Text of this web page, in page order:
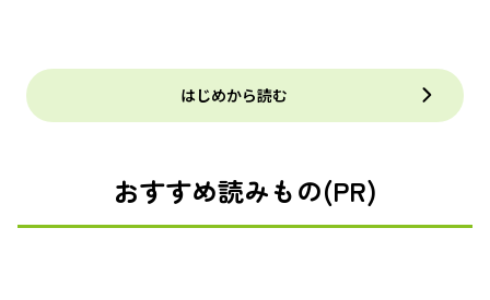
はじめから読む
おすすめ読みもの(PR)